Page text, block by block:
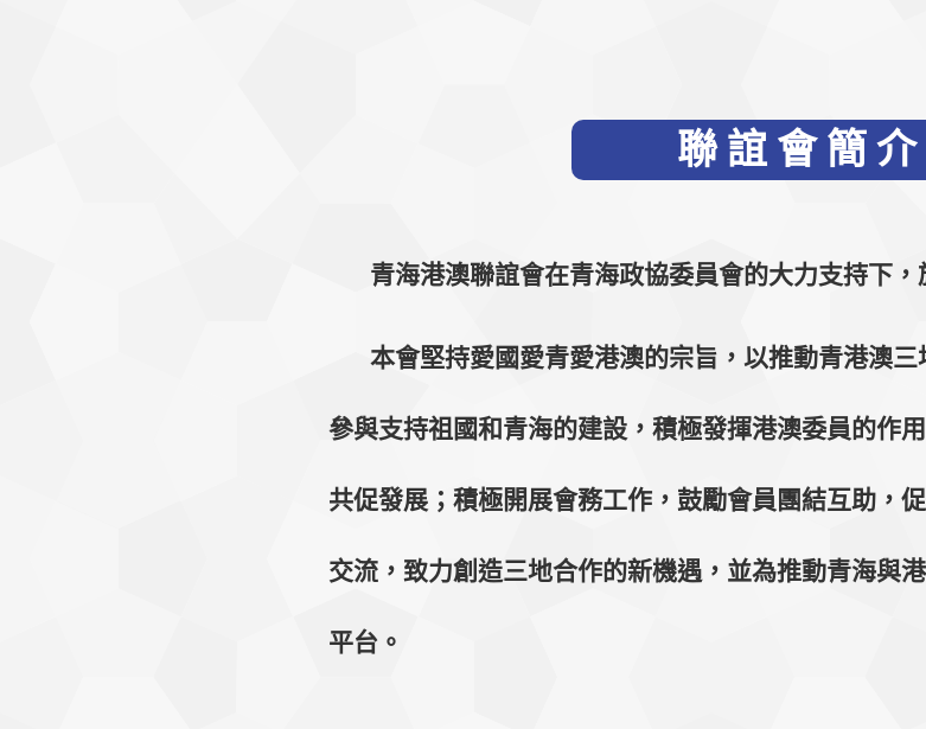
聯 誼 會 簡 介
青海港澳聯誼會在青海政協委員會的大力支持下，
本會堅持愛國愛青愛港澳的宗旨，以推動青港澳三
參與支持祖國和青海的建設，積極發揮港澳委員的作
共促發展；積極開展會務工作，鼓勵會員團結互助，
交流，致力創造三地合作的新機遇，並為推動青海與
平台。